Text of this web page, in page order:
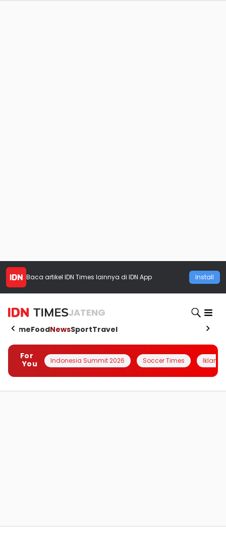
Baca artikel IDN Times lainnya di IDN App Install
JATENG
HomeFoodNewsSportTravel
For
You
Indonesia Summit 2026 Soccer Times Iklanin